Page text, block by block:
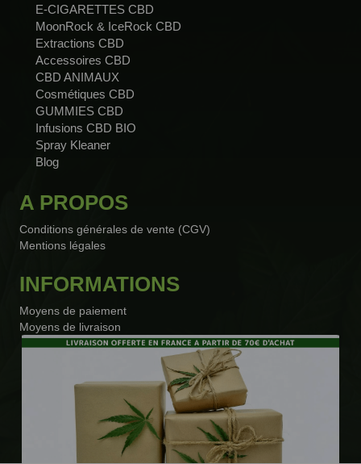
E-CIGARETTES CBD
MoonRock & IceRock CBD
Extractions CBD
Accessoires CBD
CBD ANIMAUX
Cosmétiques CBD
GUMMIES CBD
Infusions CBD BIO
Spray Kleaner
Blog
A PROPOS
Conditions générales de vente (CGV)
Mentions légales
INFORMATIONS
Moyens de paiement
Moyens de livraison